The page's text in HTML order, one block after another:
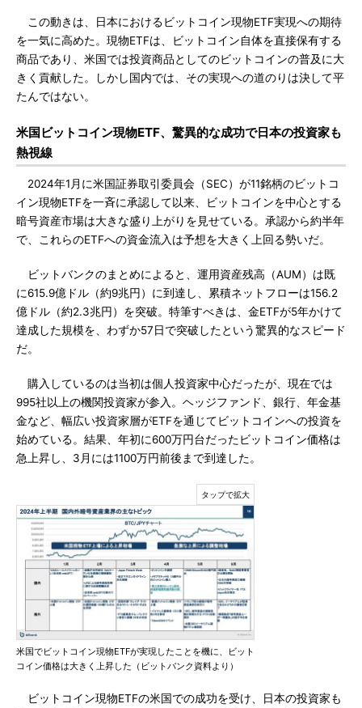
この動きは、日本におけるビットコイン現物ETF実現への期待
を一気に高めた。現物ETFは、ビットコイン自体を直接保有する
商品であり、米国では投資商品としてのビットコインの普及に大
きく貢献した。しかし国内では、その実現への道のりは決して平
たんではない。
米国ビットコイン現物ETF、驚異的な成功で日本の投資家も
熱視線
2024年1月に米国証券取引委員会（SEC）が11銘柄のビットコ
イン現物ETFを一斉に承認して以来、ビットコインを中心とする
暗号資産市場は大きな盛り上がりを見せている。承認から約半年
で、これらのETFへの資金流入は予想を大きく上回る勢いだ。
ビットバンクのまとめによると、運用資産残高（AUM）は既
に615.9億ドル（約9兆円）に到達し、累積ネットフローは156.2
億ドル（約2.3兆円）を突破。特筆すべきは、金ETFが5年かけて
達成した規模を、わずか57日で突破したという驚異的なスピード
だ。
購入しているのは当初は個人投資家中心だったが、現在では
995社以上の機関投資家が参入。ヘッジファンド、銀行、年金基
金など、幅広い投資家層がETFを通じてビットコインへの投資を
始めている。結果、年初に600万円台だったビットコイン価格は
急上昇し、3月には1100万円前後まで到達した。
米国でビットコイン現物ETFが実現したことを機に、ビット
コイン価格は大きく上昇した（ビットバンク資料より）
ビットコイン現物ETFの米国での成功を受け、日本の投資家も